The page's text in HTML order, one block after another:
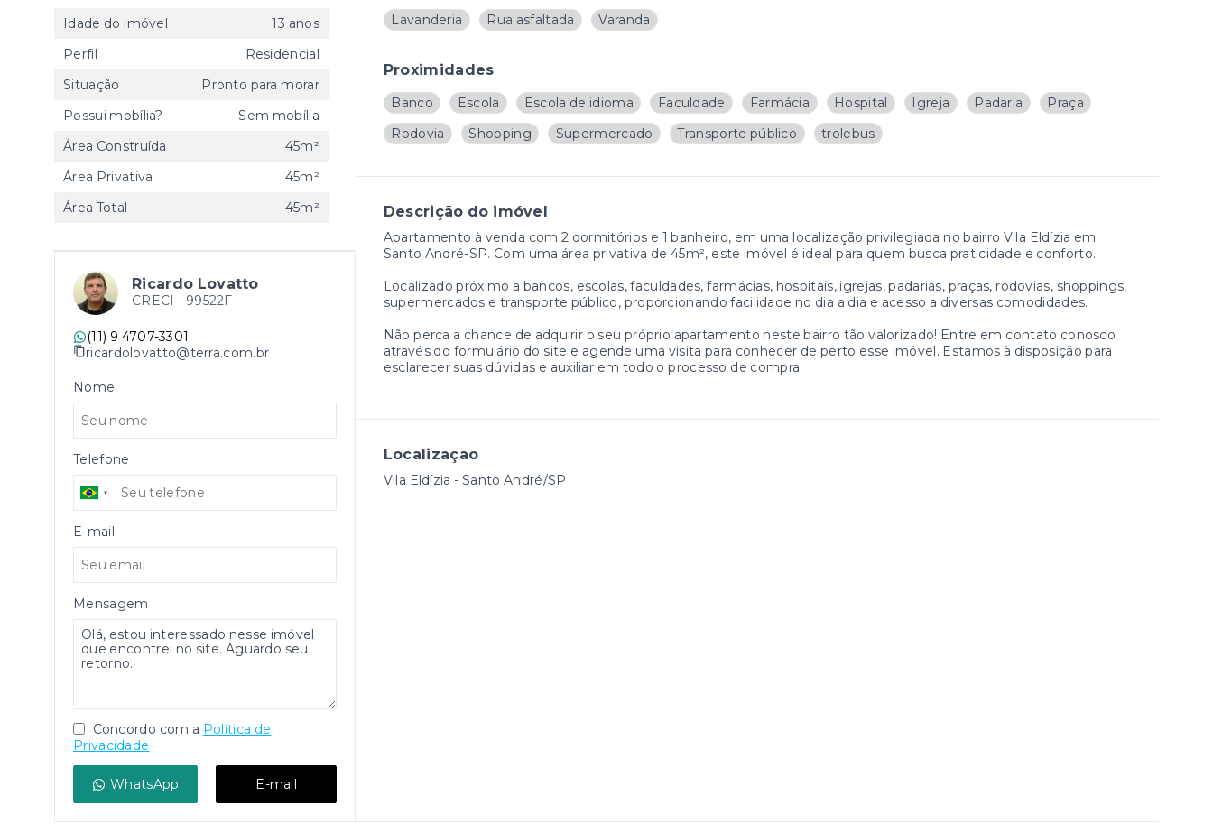
Lavanderia Rua asfaltada Varanda
Proximidades
Banco Escola Escola de idioma Faculdade Farmácia Hospital Igreja Padaria
Praça
Rodovia
Shopping Supermercado Transporte público trolebus
Descrição do imóvel
Apartamento à venda com 2 dormitórios e 1 banheiro, em uma localização privilegiada no bairro Vila Eldízia em
Santo André-SP. Com uma área privativa de 45m², este imóvel é ideal para quem busca praticidade e conforto.
Localizado próximo a bancos, escolas, faculdades, farmácias, hospitais, igrejas, padarias, praças, rodovias, shoppings,
supermercados e transporte público, proporcionando facilidade no dia a dia e acesso a diversas comodidades.
Não perca a chance de adquirir o seu próprio apartamento neste bairro tão valorizado! Entre em contato conosco
através do formulário do site e agende uma visita para conhecer de perto esse imóvel. Estamos à disposição para
esclarecer suas dúvidas e auxiliar em todo o processo de compra.
Localização
Vila Eldízia - Santo André/SP
Idade do imóvel
13 anos
Perfil
Residencial
Situação
Pronto para morar
Possui mobília?
Sem mobília
Área Construída
45m²
Área Privativa
45m²
Área Total
45m²
Ricardo Lovatto
CRECI - 99522F
(11) 9 4707-3301
ricardolovatto@terra.com.br
Nome
Telefone
E-mail
Mensagem
Concordo com a Política de
Privacidade
WhatsApp E-mail